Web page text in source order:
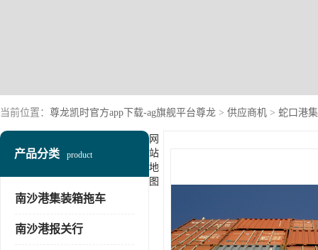
当前位置： 尊龙凯时官方app下载-ag旗舰平台尊龙 > 供应商机 > 蛇口港
产品分类 product
南沙港集装箱拖车
南沙港报关行
网
站
地
图